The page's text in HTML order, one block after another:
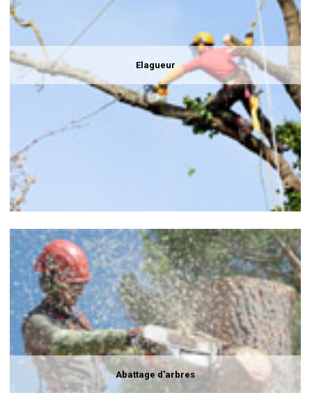
Elagueur
Abattage d'arbres